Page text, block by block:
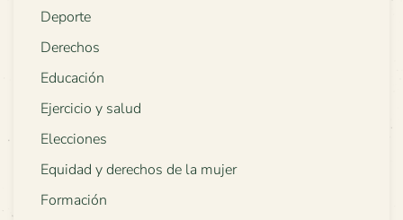
Deporte
Derechos
Educación
Ejercicio y salud
Elecciones
Equidad y derechos de la mujer
Formación